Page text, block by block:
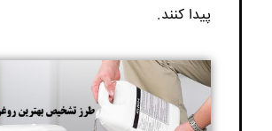
پیدا کنند.